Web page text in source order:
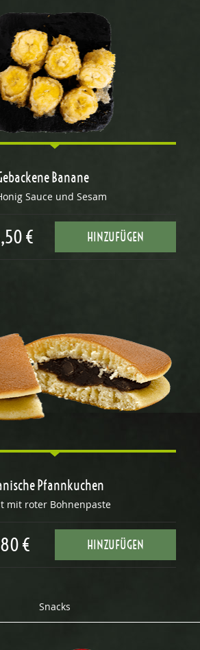
Banane
Sauce und Sesam
€ HINZUFÜGEN
Pfannkuchen
mit roter Bohnenpaste
€ HINZUFÜGEN
Snacks